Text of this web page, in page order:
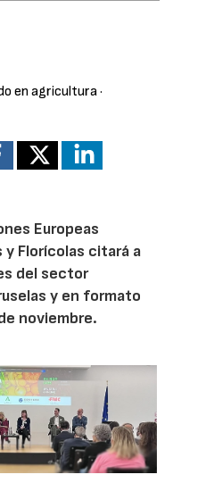
en agricultura·
Europeas
Florícolas citará a
del sector
y en formato
noviembre.